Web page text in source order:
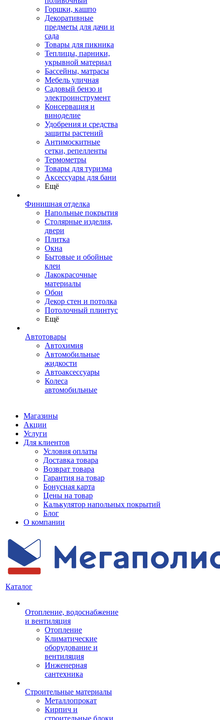
Горшки, кашпо
Декоративные
предметы для дачи и
сада
Товары для пикника
Теплицы, парники,
укрывной материал
Бассейны, матрасы
Мебель уличная
Садовый бензо и
электроинструмент
Консервация и
виноделие
Удобрения и средства
защиты растений
Антимоскитные
сетки, репелленты
Термометры
Товары для туризма
Аксессуары для бани
Ещё
Финишная отделка
Напольные покрытия
Столярные изделия,
двери
Плитка
Окна
Бытовые и обойные
клеи
Лакокрасочные
материалы
Обои
Декор стен и потолка
Потолочный плинтус
Ещё
Автотовары
Автохимия
Автомобильные
жидкости
Автоаксессуары
Колеса
автомобильные
Магазины
Акции
Услуги
Для клиентов
Условия оплаты
Доставка товара
Возврат товара
Гарантия на товар
Бонусная карта
Цены на товар
Калькулятор напольных покрытий
Блог
О компании
Каталог
Отопление, водоснабжение
и вентиляция
Отопление
Климатические
оборудование и
вентиляция
Инженерная
сантехника
Строительные материалы
Металлопрокат
Кирпич и
строительные блоки